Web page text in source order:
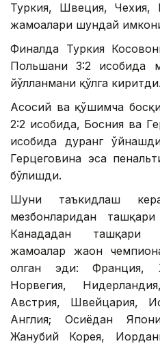
Туркия, Швеция, Чехия,
жамоалари шундай
Финалда Туркия
Польшани 3:2 ҳисобида
йўлланмани қўлга киритди.
Асосий ва қўшимча
2:2 ҳисобида, Босния ва
ҳисобида дуранг
Герцеговина эса
бўлишди.
Шуни таъкидлаш
мезбонларидан
Канададан ташқари
жамоалар жаҳон
олган эди: Франция,
Норвегия,
Австрия, Швейцария,
Англия; Осиёдан
Жанубий Корея,